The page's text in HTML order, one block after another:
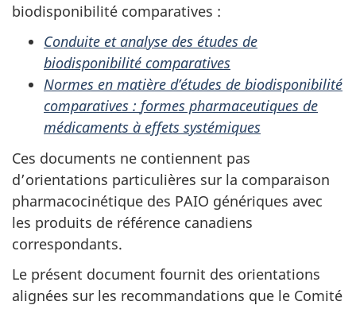
biodisponibilité comparatives :
Conduite et analyse des études de
biodisponibilité comparatives
Normes en matière d’études de biodisponibilité
comparatives : formes pharmaceutiques de
médicaments à effets systémiques
Ces documents ne contiennent pas
d’orientations particulières sur la comparaison
pharmacocinétique des PAIO génériques avec
les produits de référence canadiens
correspondants.
Le présent document fournit des orientations
alignées sur les recommandations que le Comité